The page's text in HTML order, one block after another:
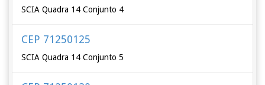
SCIA Quadra 14 Conjunto 4
CEP 71250125
SCIA Quadra 14 Conjunto 5